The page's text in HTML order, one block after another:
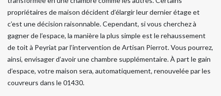
propriétaires de maison décident d’élargir leur dernier étage et
c’est une décision raisonnable. Cependant, si vous cherchez à
gagner de l’espace, la manière la plus simple est le rehaussement
de toit à Peyriat par l’intervention de Artisan Pierrot. Vous pourrez,
ainsi, envisager d’avoir une chambre supplémentaire. À part le gain
d’espace, votre maison sera, automatiquement, renouvelée par les
couvreurs dans le 01430.